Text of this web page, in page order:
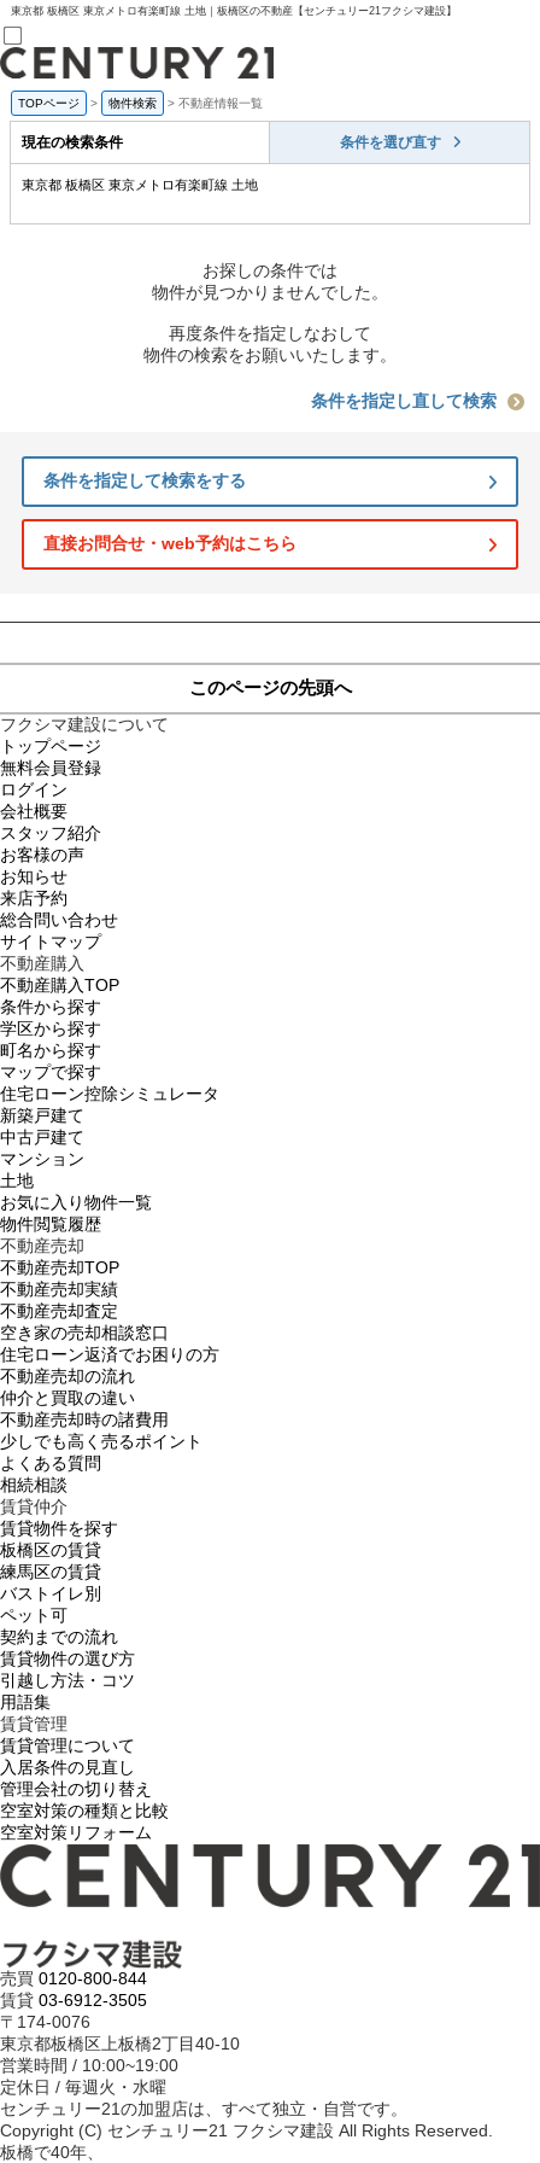
東京都 板橋区 東京メトロ有楽町線 土地｜板橋区の不動産【センチュリー21フクシマ建設】
売買部
0120-800-844
賃貸部
03-6912-3505
会員メニュー
住宅ローン控除シミュレータ
新築戸建て
中古戸建て
マンション
TOPページ > 物件検索 > 不動産情報一覧
現在の検索条件 条件を選び直す
東京都 板橋区 東京メトロ有楽町線 土地
お探しの条件では
物件が見つかりませんでした。
再度条件を指定しなおして
物件の検索をお願いいたします。
条件を指定し直して検索
条件を指定して検索をする
直接お問合せ・web予約はこちら
このページの先頭へ
フクシマ建設について
トップページ
無料会員登録
ログイン
会社概要
スタッフ紹介
お客様の声
お知らせ
来店予約
総合問い合わせ
サイトマップ
不動産購入
不動産購入TOP
条件から探す
学区から探す
町名から探す
マップで探す
住宅ローン控除シミュレータ
新築戸建て
中古戸建て
マンション
土地
お気に入り物件一覧
物件閲覧履歴
不動産売却
不動産売却TOP
不動産売却実績
不動産売却査定
空き家の売却相談窓口
住宅ローン返済でお困りの方
不動産売却の流れ
仲介と買取の違い
不動産売却時の諸費用
少しでも高く売るポイント
よくある質問
相続相談
賃貸仲介
賃貸物件を探す
板橋区の賃貸
練馬区の賃貸
バストイレ別
ペット可
契約までの流れ
賃貸物件の選び方
引越し方法・コツ
用語集
賃貸管理
賃貸管理について
入居条件の見直し
管理会社の切り替え
空室対策の種類と比較
空室対策リフォーム
売買 0120-800-844
賃貸 03-6912-3505
〒174-0076
東京都板橋区上板橋2丁目40-10
営業時間 / 10:00~19:00
定休日 / 毎週火・水曜
センチュリー21の加盟店は、すべて独立・自営です。
Copyright (C) センチュリー21 フクシマ建設 All Rights Reserved.
板橋で40年、